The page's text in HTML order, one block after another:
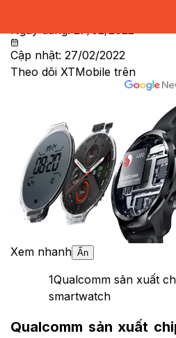
Ngày đăng:27/02/2022
Cập nhật: 27/02/2022
Theo dõi XTMobile trên
Xem nhanh Ẩn
1Qualcomm sản xuất
smartwatch
Qualcomm sản xuất